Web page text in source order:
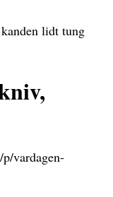
lidt tung
vardagen-